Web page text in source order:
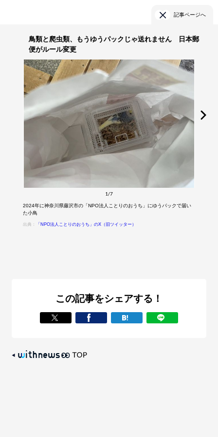
記事ページへ
鳥類と爬虫類、もうゆうパックじゃ送れません 日本郵
便がルール変更
1/7
2024年に神奈川県藤沢市の「NPO法人ことりのおうち」にゆうパックで届い
た小鳥
出典： 「NPO法人ことりのおうち」のX（旧ツイッター）
この記事をシェアする！